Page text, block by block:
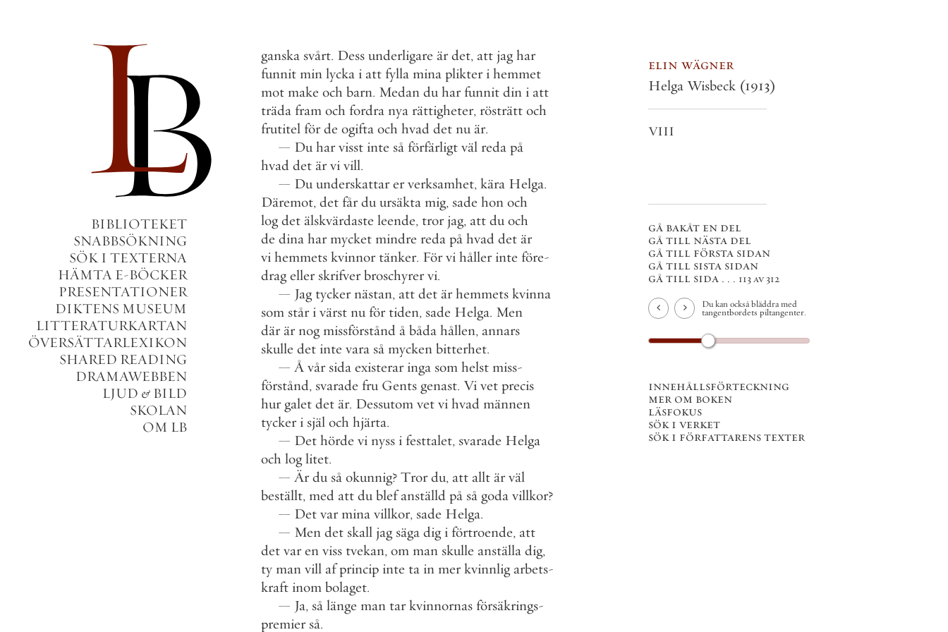
BIBLIOTEKET
SNABBSÖKNING
SÖK I TEXTERNA
HÄMTA E-BÖCKER
PRESENTATIONER
DIKTENS MUSEUM
LITTERATURKARTAN
ÖVERSÄTTARLEXIKON
SHARED READING
DRAMAWEBBEN
LJUD & BILD
SKOLAN
OM LB
ganska svårt. Dess underligare är det, att jag har
funnit min lycka i att fylla mina plikter i hemmet
mot make och barn. Medan du har funnit din i att
träda fram och fordra nya rättigheter, rösträtt och
frutitel för de ogifta och hvad det nu är.
— Du har visst inte så förfärligt väl reda på
hvad det är vi vill.
— Du underskattar er verksamhet, kära Helga.
Däremot, det får du ursäkta mig, sade hon och
log det älskvärdaste leende, tror jag, att du och
de dina har mycket mindre reda på hvad det är
vi hemmets kvinnor tänker. För vi håller inte före-
drag eller skrifver broschyrer vi.
— Jag tycker nästan, att det är hemmets kvinna
som står i värst nu för tiden, sade Helga. Men
där är nog missförstånd å båda hållen, annars
skulle det inte vara så mycken bitterhet.
— Å vår sida existerar inga som helst miss-
förstånd, svarade fru Gents genast. Vi vet precis
hur galet det är. Dessutom vet vi hvad männen
tycker i själ och hjärta.
— Det hörde vi nyss i festtalet, svarade Helga
och log litet.
— Är du så okunnig? Tror du, att allt är väl
beställt, med att du blef anställd på så goda villkor?
— Det var mina villkor, sade Helga.
— Men det skall jag säga dig i förtroende, att
det var en viss tvekan, om man skulle anställa dig,
ty man vill af princip inte ta in mer kvinnlig arbets-
kraft inom bolaget.
— Ja, så länge man tar kvinnornas försäkrings-
premier så.
elin wägner
Helga Wisbeck (1913)
VIII
gå bakåt en del
gå till nästa del
gå till första sidan
gå till sista sidan
gå till sida . . . 113 av 312
Du kan också bläddra med
tangentbordets piltangenter.
innehållsförteckning
mer om boken
läsfokus
sök i verket
sök i författarens texter